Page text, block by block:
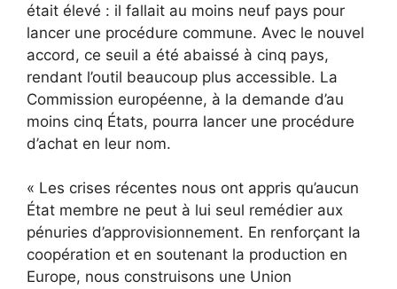
était élevé : il fallait au moins neuf pays pour
lancer une procédure commune. Avec le nouvel
accord, ce seuil a été abaissé à cinq pays,
rendant l’outil beaucoup plus accessible. La
Commission européenne, à la demande d’au
moins cinq États, pourra lancer une procédure
d’achat en leur nom.
« Les crises récentes nous ont appris qu’aucun
État membre ne peut à lui seul remédier aux
pénuries d’approvisionnement. En renforçant la
coopération et en soutenant la production en
Europe, nous construisons une Union